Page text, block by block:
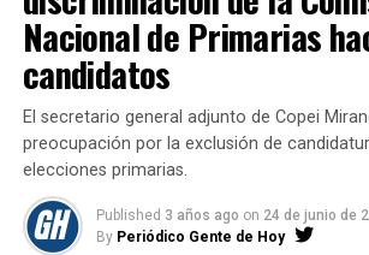
Nacional de Primarias
candidatos
El secretario general adjunto de Copei
preocupación por la exclusión de
elecciones primarias.
Published 3 años ago on 24 de junio de
By Periódico Gente de Hoy